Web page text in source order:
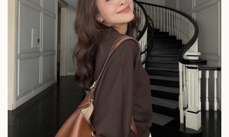
Thể thao
Bóng đá
Lịch thi đấu bóng đá
Thế giới thể thao
Ô tô - Xe máy
Xe máy
Tư vấn